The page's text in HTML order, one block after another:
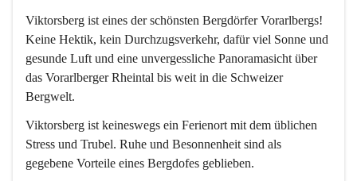
Viktorsberg ist eines der schönsten Bergdörfer Vorarlbergs!
Keine Hektik, kein Durchzugsverkehr, dafür viel Sonne und
gesunde Luft und eine unvergessliche Panoramasicht über
das Vorarlberger Rheintal bis weit in die Schweizer
Bergwelt.
Viktorsberg ist keineswegs ein Ferienort mit dem üblichen
Stress und Trubel. Ruhe und Besonnenheit sind als
gegebene Vorteile eines Bergdofes geblieben.